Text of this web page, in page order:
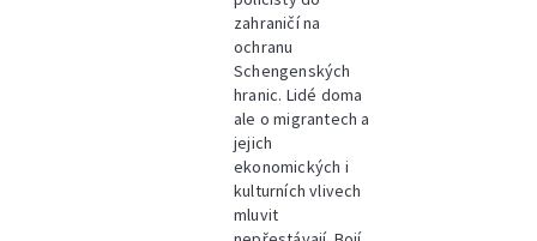
zahraničí na
ochranu
Schengenských
hranic. Lidé doma
ale o migrantech a
jejich
ekonomických i
kulturních vlivech
mluvit